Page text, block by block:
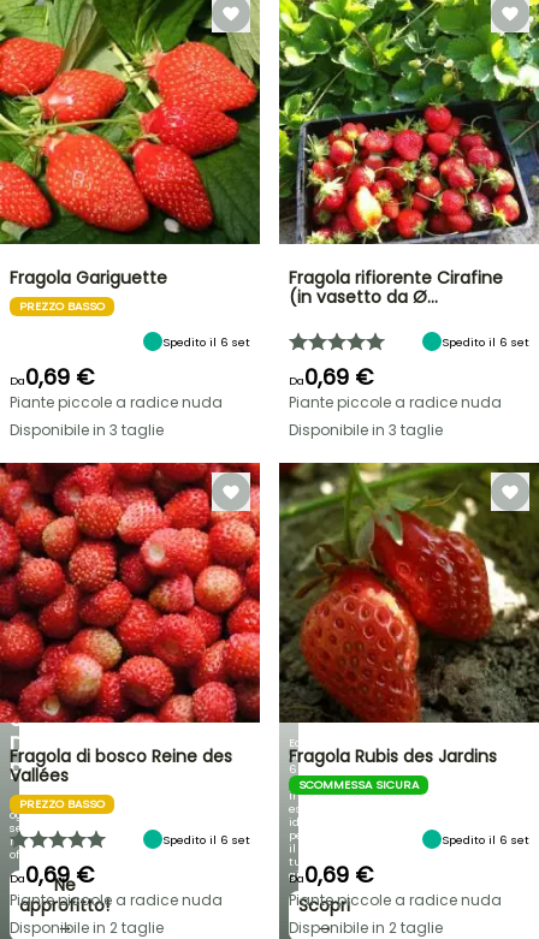
VENDITA
FLASH
FINO
AL
30%
DI
SCONTO
SU
UNA
SELEZIONE
DI
PIANTE!
Scopri
ogni
settimana
nuove
offerte
Ne
approfitto!
→
BULBI
PRIMAVERILI
NOVITÀ:
IRIS
GERMANICA
Ecco
oltre
60
varietà
in
esclusiva,
ideali
per
il
tuo
giardino!
Scopri
→
Fragola Gariguette
PREZZO BASSO
Spedito il 6 set
Da0,69 €
Piante piccole a radice nuda
Disponibile in 3 taglie
Fragola rifiorente Cirafine
(in vasetto da Ø…
Spedito il 6 set
Da0,69 €
Piante piccole a radice nuda
Disponibile in 3 taglie
Fragola di bosco Reine des
Vallées
PREZZO BASSO
Spedito il 6 set
Da0,69 €
Piante piccole a radice nuda
Disponibile in 2 taglie
Fragola Rubis des Jardins
SCOMMESSA SICURA
Spedito il 6 set
Da0,69 €
Piante piccole a radice nuda
Disponibile in 2 taglie